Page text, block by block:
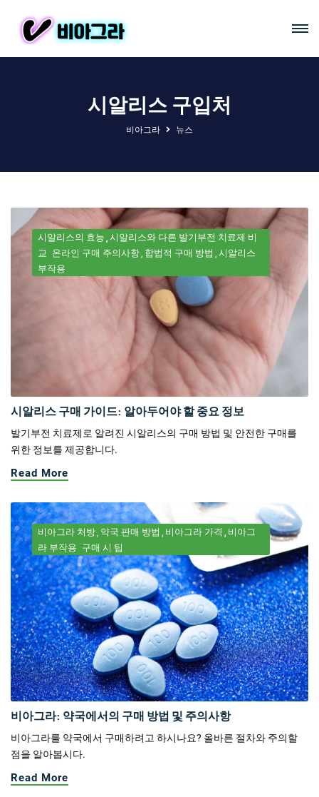
시알리스 구입처
비아그라 뉴스
시알리스의 효능 시알리스와 다른 발기부전 치료제 비
교 온라인 구매 주의사항 합법적 구매 방법 시알리스
부작용
시알리스 구매 가이드: 알아두어야 할 중요 정보
발기부전 치료제로 알려진 시알리스의 구매 방법 및 안전한 구매를
위한 정보를 제공합니다.
Read More
비아그라 처방 약국 판매 방법 비아그라 가격
비아그
라 부작용 구매 시 팁
비아그라: 약국에서의 구매 방법 및 주의사항
비아그라를 약국에서 구매하려고 하시나요? 올바른 절차와 주의할
점을 알아봅시다.
Read More